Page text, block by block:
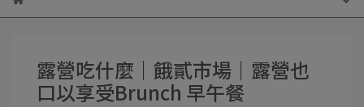
露營吃什麼｜餓貳市場｜露營也
口以享受Brunch 早午餐